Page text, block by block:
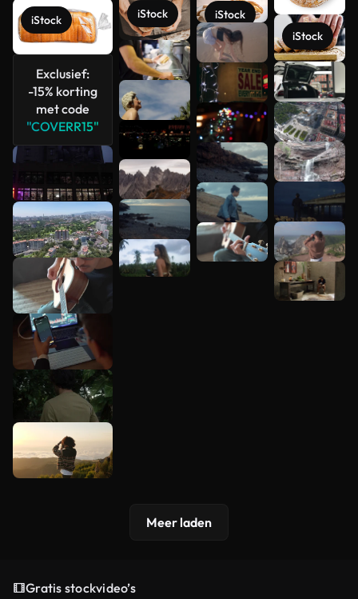
iStock
Exclusief:
-15% korting
met code
"COVERR15"
iStock iStock
iStock
Meer
bekijken
Meer laden
Gratis stockvideo’s